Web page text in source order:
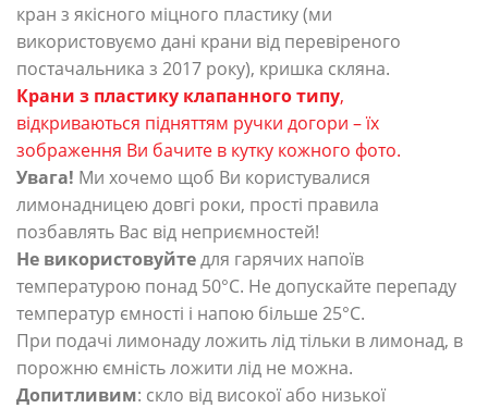
кран з якісного міцного пластику (ми
використовуємо дані крани від перевіреного
постачальника з 2017 року), кришка скляна.
Крани з пластику клапанного типу,
відкриваються підняттям ручки догори – їх
зображення Ви бачите в кутку кожного фото.
Увага! Ми хочемо щоб Ви користувалися
лимонадницею довгі роки, прості правила
позбавлять Вас від неприємностей!
Не використовуйтедля гарячих напоїв
температурою понад 50°С. Не допускайте перепаду
температур ємності і напою більше 25°С.
При подачі лимонаду ложить лід тільки в лимонад, в
порожню ємність ложити лід не можна.
Допитливим: скло від високої або низької